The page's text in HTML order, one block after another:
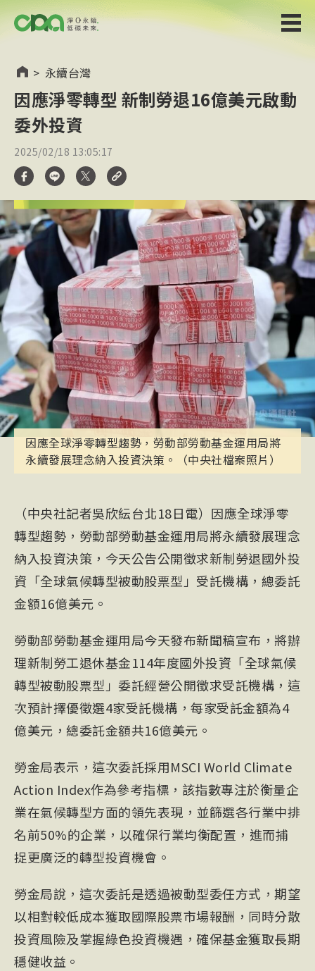
> 永續台灣
因應淨零轉型 新制勞退16億美元啟動
委外投資
2025/02/18 13:05:17
因應全球淨零轉型趨勢，勞動部勞動基金運用局將
永續發展理念納入投資決策。（中央社檔案照片）
（中央社記者吳欣紜台北18日電）因應全球淨零
轉型趨勢，勞動部勞動基金運用局將永續發展理念
納入投資決策，今天公告公開徵求新制勞退國外投
資「全球氣候轉型被動股票型」受託機構，總委託
金額16億美元。
勞動部勞動基金運用局今天發布新聞稿宣布，將辦
理新制勞工退休基金114年度國外投資「全球氣候
轉型被動股票型」委託經營公開徵求受託機構，這
次預計擇優徵選4家受託機構，每家受託金額為4
億美元，總委託金額共16億美元。
勞金局表示，這次委託採用MSCI World Climate
Action Index作為參考指標，該指數專注於衡量企
業在氣候轉型方面的領先表現，並篩選各行業中排
名前50%的企業，以確保行業均衡配置，進而捕
捉更廣泛的轉型投資機會。
勞金局說，這次委託是透過被動型委任方式，期望
以相對較低成本獲取國際股票市場報酬，同時分散
投資風險及掌握綠色投資機遇，確保基金獲取長期
穩健收益。